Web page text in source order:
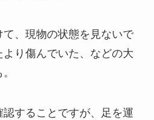
、現物の状態を見ないで
り傷んでいた、などの大
することですが、足を運